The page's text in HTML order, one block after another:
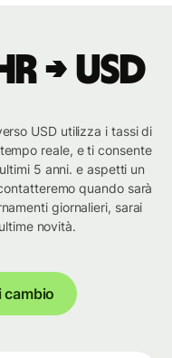
→ USD
USD utilizza i tassi di
reale, e ti consente
5 anni. e aspetti un
quando sarà
giornalieri, sarai
novità.
cambio